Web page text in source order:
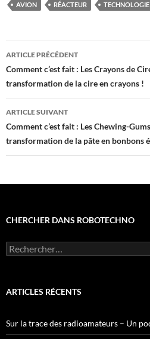
AVION RÉACTEUR TECHNOLOGIE
Navigation
des
articles
ARTICLE PRÉCÉDENT
Comment c’est fait : Les Crayons de
transformation de la cire en crayons !
ARTICLE SUIVANT
Comment c’est fait : Les Chewing-
transformation de la pâte en bonbons
CHERCHER DANS ROBOTECHNO
Rechercher :
ARTICLES RÉCENTS
Sur la trace des radioamateurs – Un